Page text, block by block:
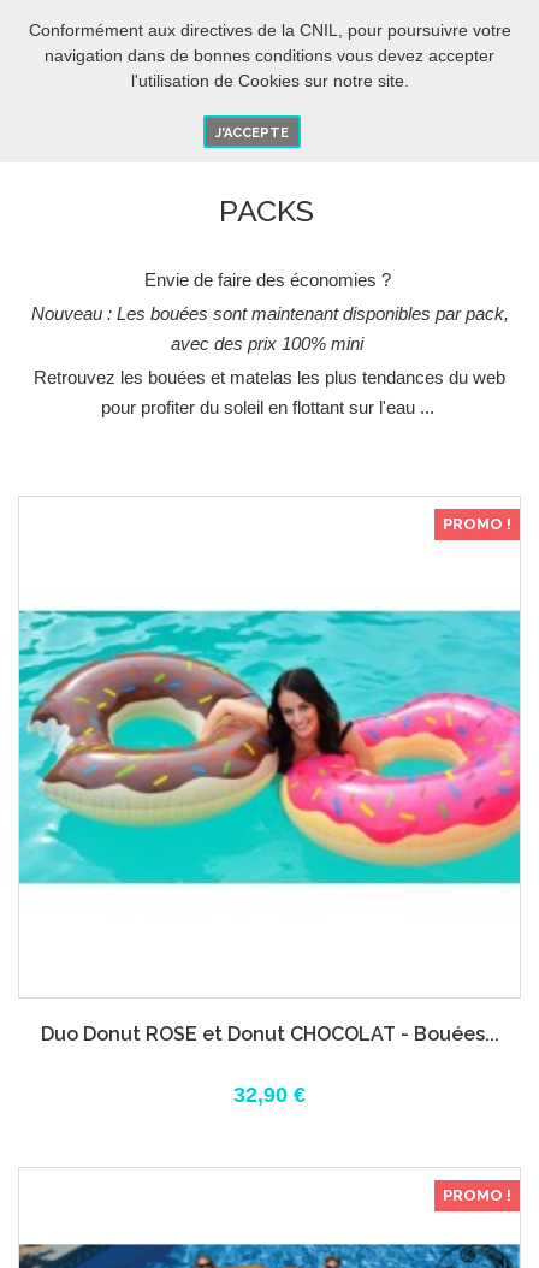
Conformément aux directives de la CNIL, pour poursuivre votre
navigation dans de bonnes conditions vous devez accepter
l'utilisation de Cookies sur notre site.
J'ACCEPTE
FR O
PACKS
Envie de faire des économies ?
Nouveau : Les bouées sont maintenant disponibles par pack,
avec des prix 100% mini
Retrouvez les bouées et matelas les plus tendances du web
pour profiter du soleil en flottant sur l'eau ...
PROMO !
Duo Donut ROSE et Donut CHOCOLAT - Bouées...
32,90 €
PROMO !